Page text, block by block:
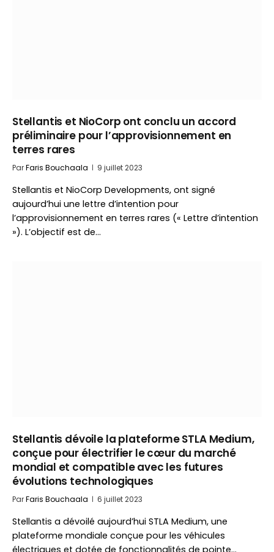
Stellantis et NioCorp ont conclu un accord
préliminaire pour l’approvisionnement en
terres rares
ParFaris Bouchaala 9 juillet 2023
Stellantis et NioCorp Developments, ont signé
aujourd’hui une lettre d’intention pour
l’approvisionnement en terres rares (« Lettre d’intention
»). L’objectif est de…
Stellantis dévoile la plateforme STLA Medium,
conçue pour électrifier le cœur du marché
mondial et compatible avec les futures
évolutions technologiques
ParFaris Bouchaala 6 juillet 2023
Stellantis a dévoilé aujourd’hui STLA Medium, une
plateforme mondiale conçue pour les véhicules
électriques et dotée de fonctionnalités de pointe…